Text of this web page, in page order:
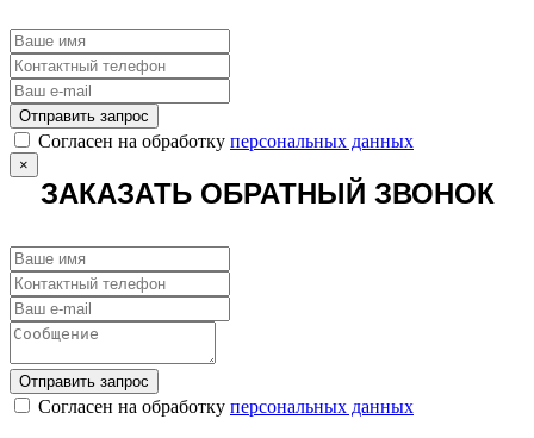
Отправить запрос
Cогласен на обработку персональных данных
×
ЗАКАЗАТЬ ОБРАТНЫЙ ЗВОНОК
Отправить запрос
Cогласен на обработку персональных данных